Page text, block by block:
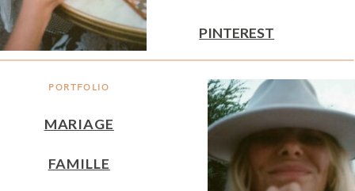
PORTFOLIO
MARIAGE
FAMILLE
PINTEREST